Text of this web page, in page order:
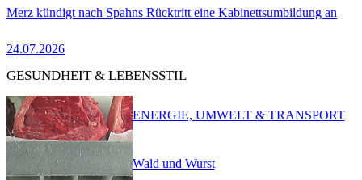
Merz kündigt nach Spahns Rücktritt eine Kabinettsumbildung an
24.07.2026
GESUNDHEIT & LEBENSSTIL
Wald und Wurst
ENERGIE, UMWELT & TRANSPORT